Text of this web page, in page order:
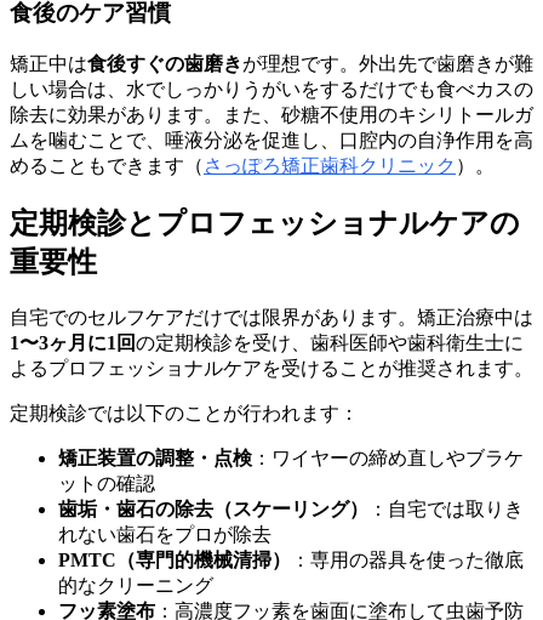
食後のケア習慣
矯正中は食後すぐの歯磨きが理想です。外出先で歯磨きが難
しい場合は、水でしっかりうがいをするだけでも食べカスの
除去に効果があります。また、砂糖不使用のキシリトールガ
ムを噛むことで、唾液分泌を促進し、口腔内の自浄作用を高
めることもできます（ さっぽろ矯正歯科クリニック ）。
定期検診とプロフェッショナルケアの
重要性
自宅でのセルフケアだけでは限界があります。矯正治療中は
1〜3ヶ月に1回の定期検診を受け、歯科医師や歯科衛生士に
よるプロフェッショナルケアを受けることが推奨されます。
定期検診では以下のことが行われます：
矯正装置の調整・点検 ：ワイヤーの締め直しやブラケ
ットの確認
歯垢・歯石の除去（スケーリング）
：自宅では取りき
れない歯石をプロが除去
PMTC（専門的機械清掃）
：専用の器具を使った徹底
的なクリーニング
フッ素塗布 ：高濃度フッ素を歯面に塗布して虫歯予防